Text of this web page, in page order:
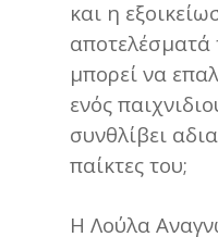
και η
μπορεί να
ενός
συνθλίβει
παίκτες του;
Η Λούλα